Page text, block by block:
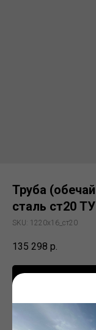
Труба
сталь ст20 ТУ
SKU: 1220х16_ст20
135 298 р.